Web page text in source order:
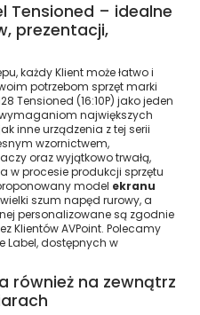
Tensioned – idealne
prezentacji,
każdy Klient może łatwo i
potrzebom sprzęt marki
Tensioned (16:10P) jako jeden
największych
inne urządzenia z tej serii
wzornictwem,
oraz wyjątkowo trwałą,
w procesie produkcji sprzętu
model ekranu
szum napęd rurowy, a
personalizowane są zgodnie
Klientów AVPoint. Polecamy
Label, dostępnych w
również na zewnątrz